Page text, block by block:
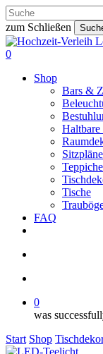
Skip
to
main
content
zum Schließen
Close
Search
search
account
0
Shop
Bars &
Tische
FAQ
0
was
Start Shop